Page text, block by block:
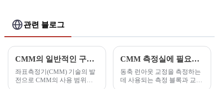
관련 블로그
CMM의 일반적인 구조 재료는 무엇입니까?
좌표측정기(CMM) 기술의 발
전으로 CMM의 사용 범위가
CMM 측정실에 필요한 사용 가능한 도구
동축 런아웃 교정을 측정하는
데 사용되는 측정 블록과 교정